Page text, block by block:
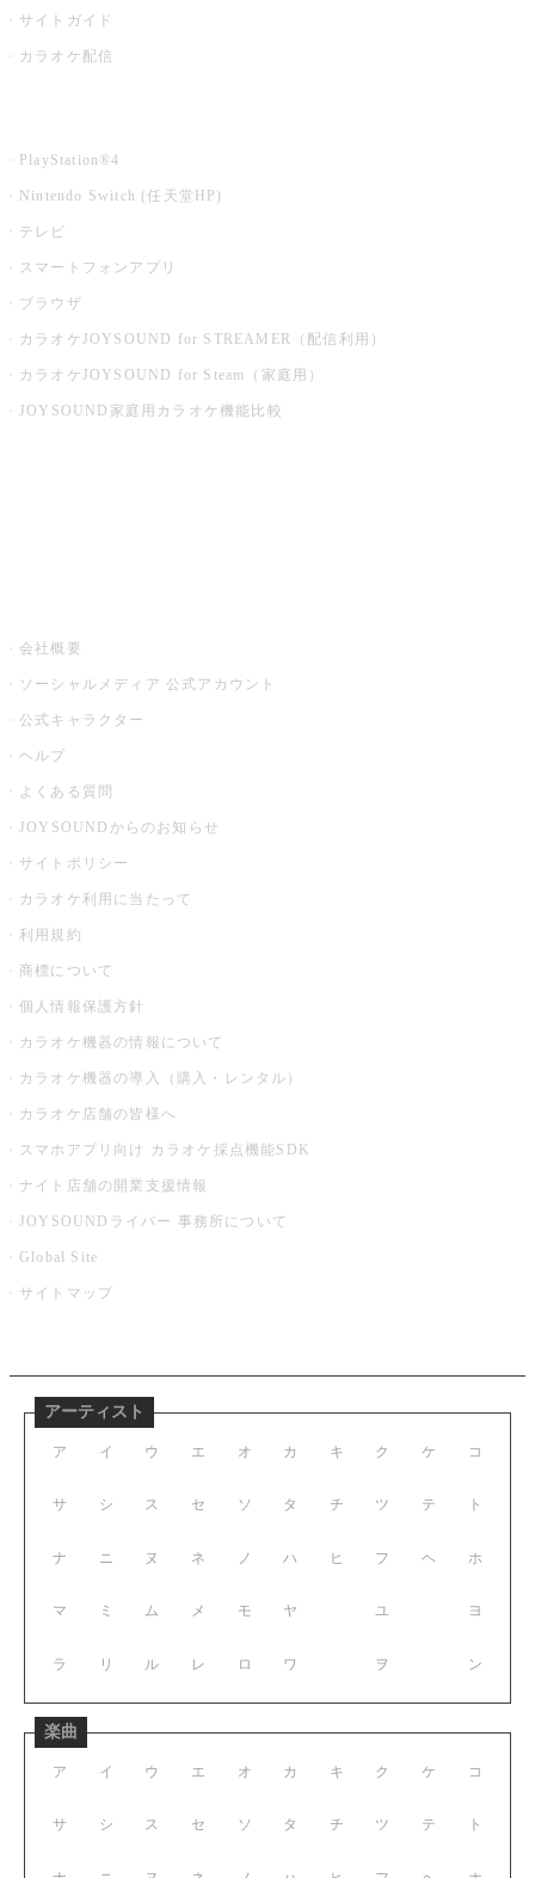
サイトガイド
カラオケ配信
PlayStation®4
Nintendo Switch (任天堂HP)
テレビ
スマートフォンアプリ
ブラウザ
カラオケJOYSOUND for STREAMER（配信利用）
カラオケJOYSOUND for Steam（家庭用）
JOYSOUND家庭用カラオケ機能比較
会社概要
ソーシャルメディア 公式アカウント
公式キャラクター
ヘルプ
よくある質問
JOYSOUNDからのお知らせ
サイトポリシー
カラオケ利用に当たって
利用規約
商標について
個人情報保護方針
カラオケ機器の情報について
カラオケ機器の導入（購入・レンタル）
カラオケ店舗の皆様へ
スマホアプリ向け カラオケ採点機能SDK
ナイト店舗の開業支援情報
JOYSOUNDライバー 事務所について
Global Site
サイトマップ
アーティスト
ア イ ウ エ オ
サ シ ス セ ソ
ナ ニ ヌ ネ ノ
マ ミ ム メ モ
ラ リ ル レ ロ
カ キ ク ケ コ
タ チ ツ テ ト
ハ ヒ フ ヘ ホ
ヤ ユ ヨ
ワ ヲ ン
楽曲
ア イ ウ エ オ
サ シ ス セ ソ
カ キ ク ケ コ
タ チ ツ テ ト